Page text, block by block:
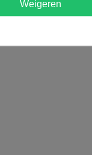
Weigeren